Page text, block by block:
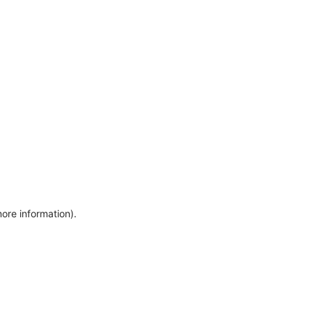
information).